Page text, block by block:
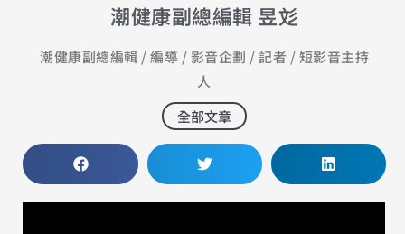
潮健康副總編輯 昱彣
潮健康副總編輯 / 編導 / 影音企劃 / 記者 / 短影音主持
人
全部文章